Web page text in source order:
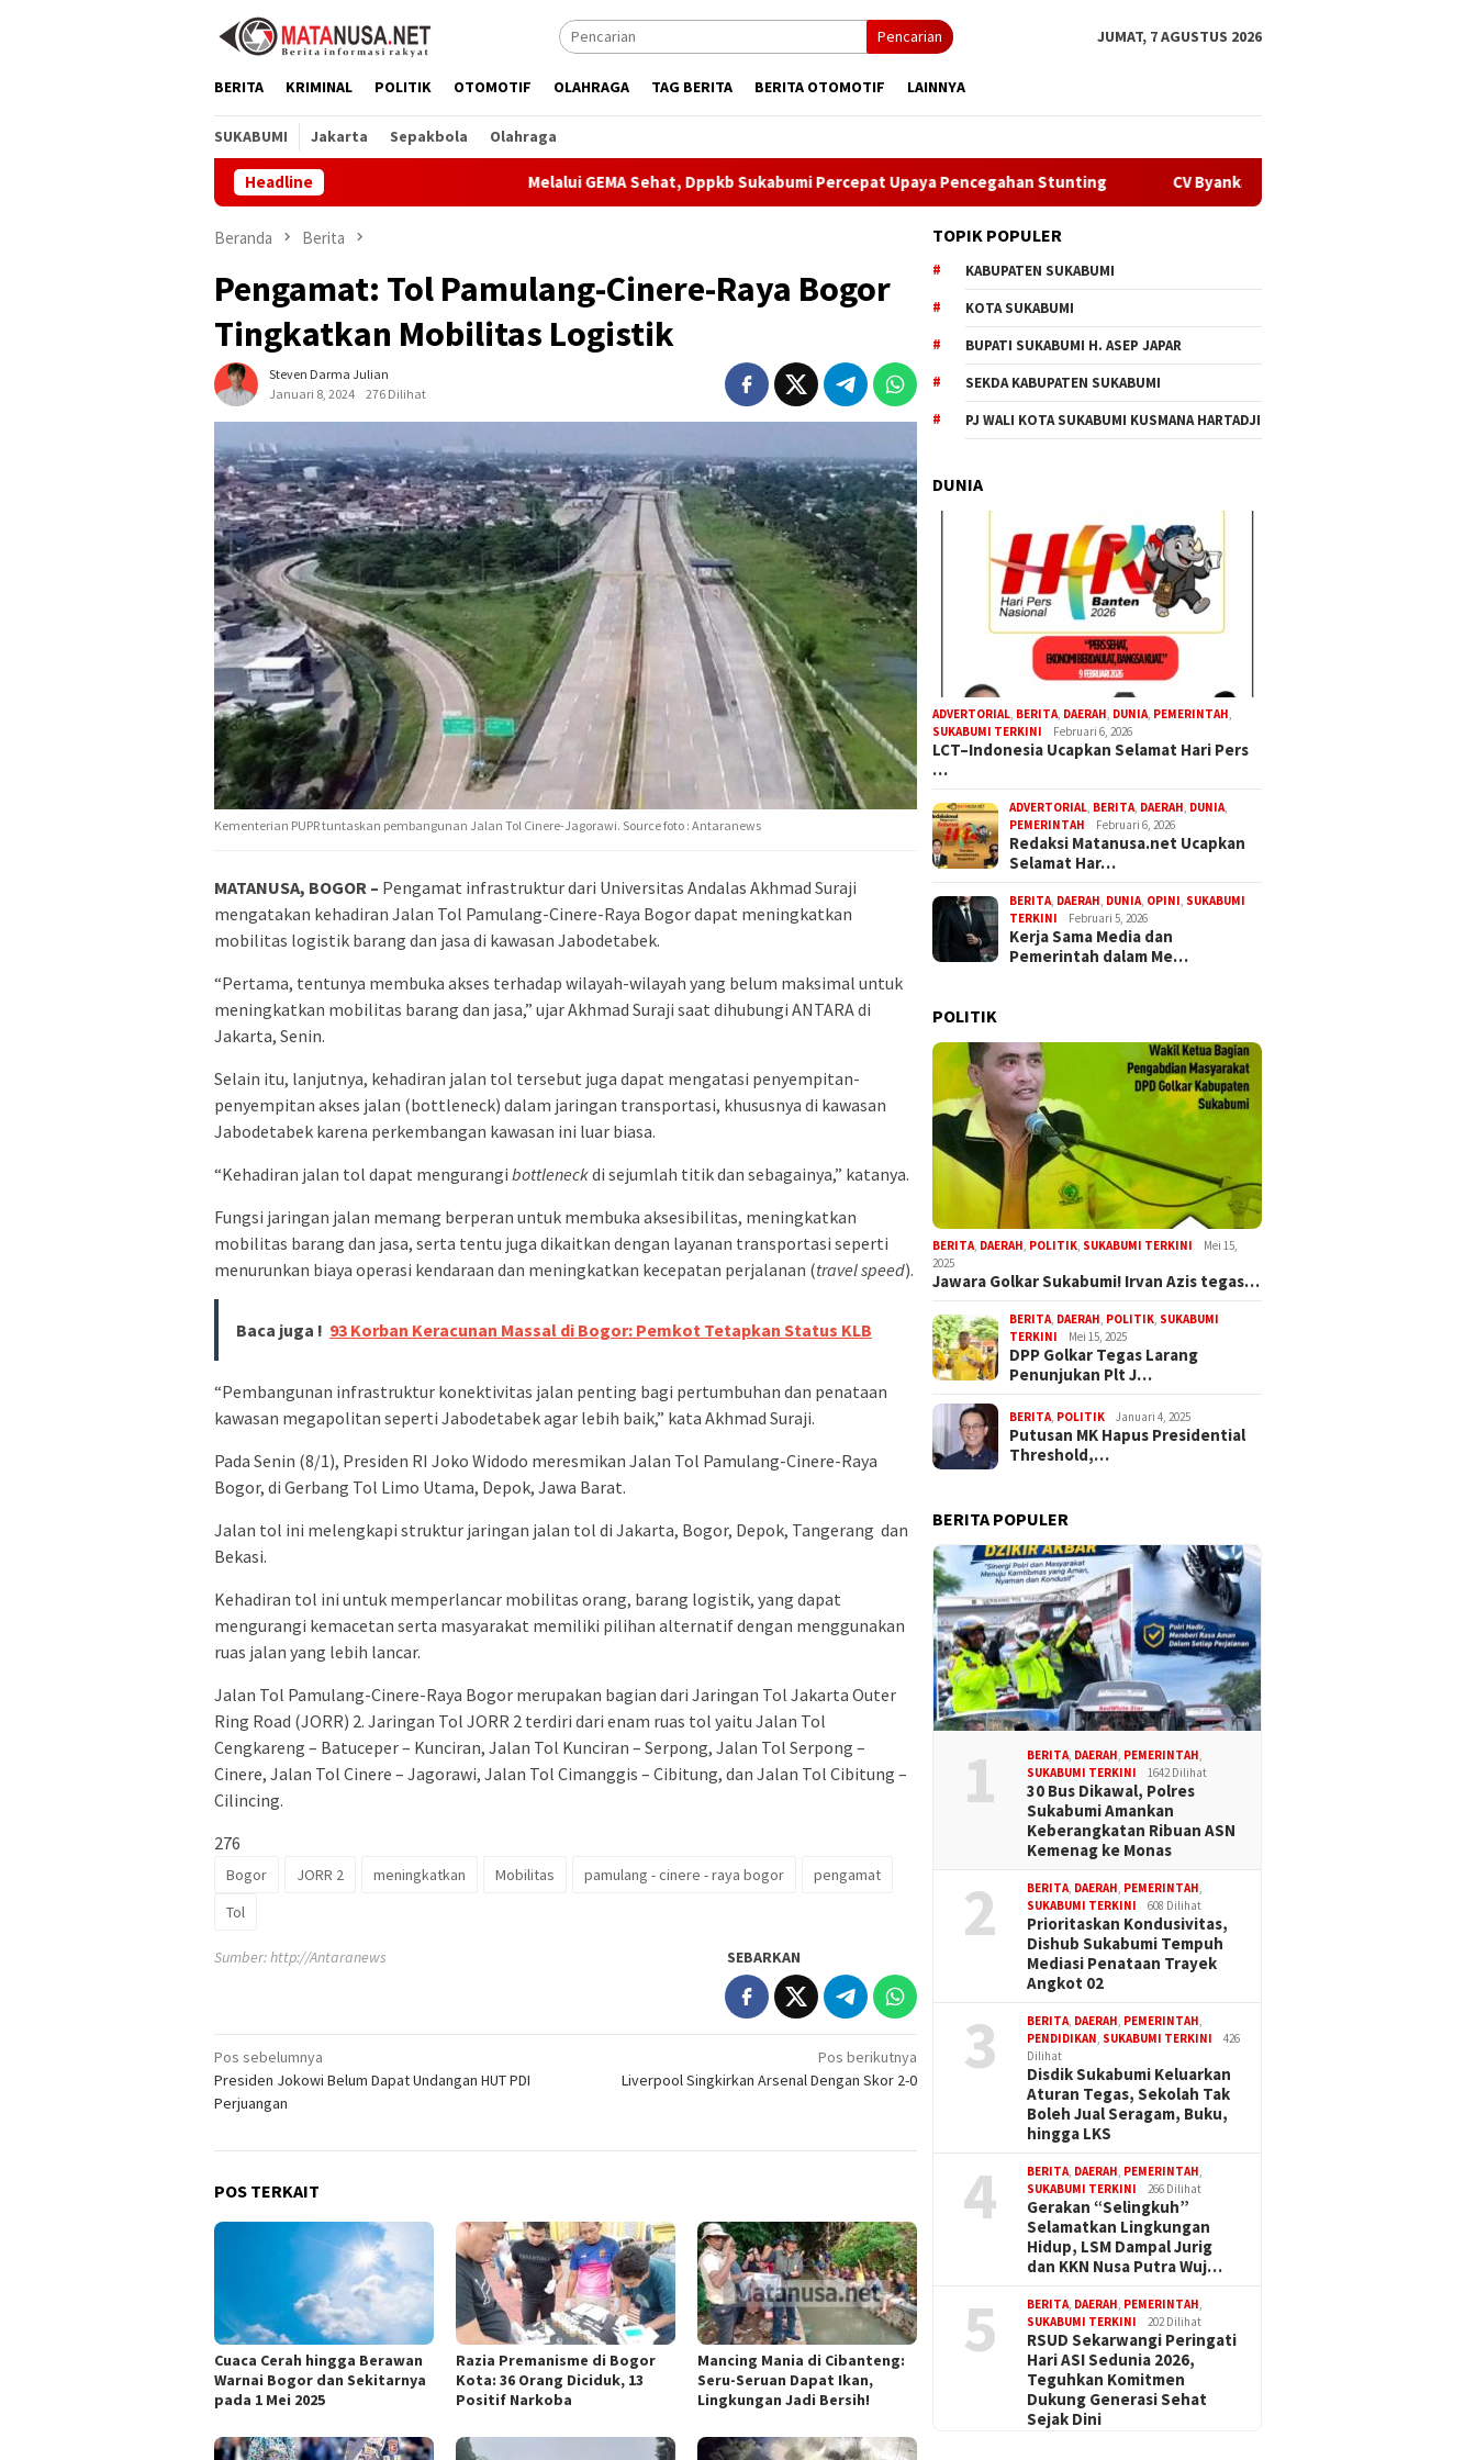
Pencarian JUMAT, 7 AGUSTUS 2026
BERITA KRIMINAL POLITIK OTOMOTIF OLAHRAGA TAG BERITA BERITA OTOMOTIF LAINNYA
SUKABUMI Jakarta Sepakbola Olahraga
Headline Melalui GEMA Sehat, Dppkb Sukabumi Percepat Upaya Pencegahan Stunting CV Byankarya Pastikan Perbaikan Jalan
Beranda Berita
Pengamat: Tol Pamulang-Cinere-Raya Bogor
Tingkatkan Mobilitas Logistik
Steven Darma Julian
Januari 8, 2024
276 Dilihat
Kementerian PUPR tuntaskan pembangunan Jalan Tol Cinere-Jagorawi. Source foto : Antaranews
MATANUSA, BOGOR – Pengamat infrastruktur dari Universitas Andalas Akhmad Suraji
mengatakan kehadiran Jalan Tol Pamulang-Cinere-Raya Bogor dapat meningkatkan
mobilitas logistik barang dan jasa di kawasan Jabodetabek.
“Pertama, tentunya membuka akses terhadap wilayah-wilayah yang belum maksimal untuk
meningkatkan mobilitas barang dan jasa,” ujar Akhmad Suraji saat dihubungi ANTARA di
Jakarta, Senin.
Selain itu, lanjutnya, kehadiran jalan tol tersebut juga dapat mengatasi penyempitan-
penyempitan akses jalan (bottleneck) dalam jaringan transportasi, khususnya di kawasan
Jabodetabek karena perkembangan kawasan ini luar biasa.
“Kehadiran jalan tol dapat mengurangi bottleneckdi sejumlah titik dan sebagainya,” katanya.
Fungsi jaringan jalan memang berperan untuk membuka aksesibilitas, meningkatkan
mobilitas barang dan jasa, serta tentu juga dikaitkan dengan layanan transportasi seperti
menurunkan biaya operasi kendaraan dan meningkatkan kecepatan perjalanan (travel speed).
Baca juga ! 93 Korban Keracunan Massal di Bogor: Pemkot Tetapkan Status KLB
“Pembangunan infrastruktur konektivitas jalan penting bagi pertumbuhan dan penataan
kawasan megapolitan seperti Jabodetabek agar lebih baik,” kata Akhmad Suraji.
Pada Senin (8/1), Presiden RI Joko Widodo meresmikan Jalan Tol Pamulang-Cinere-Raya
Bogor, di Gerbang Tol Limo Utama, Depok, Jawa Barat.
Jalan tol ini melengkapi struktur jaringan jalan tol di Jakarta, Bogor, Depok, Tangerang dan
Bekasi.
Kehadiran tol ini untuk memperlancar mobilitas orang, barang logistik, yang dapat
mengurangi kemacetan serta masyarakat memiliki pilihan alternatif dengan menggunakan
ruas jalan yang lebih lancar.
Jalan Tol Pamulang-Cinere-Raya Bogor merupakan bagian dari Jaringan Tol Jakarta Outer
Ring Road (JORR) 2. Jaringan Tol JORR 2 terdiri dari enam ruas tol yaitu Jalan Tol
Cengkareng – Batuceper – Kunciran, Jalan Tol Kunciran – Serpong, Jalan Tol Serpong –
Cinere, Jalan Tol Cinere – Jagorawi, Jalan Tol Cimanggis – Cibitung, dan Jalan Tol Cibitung –
Cilincing.
276
Bogor JORR 2 meningkatkan Mobilitas pamulang - cinere - raya bogor
pengamat
Tol
Sumber:http://Antaranews SEBARKAN
Navigasi
pos
Pos sebelumnya
Presiden Jokowi Belum Dapat Undangan HUT PDI
Perjuangan
Pos berikutnya
Liverpool Singkirkan Arsenal Dengan Skor 2-0
POS TERKAIT
Cuaca Cerah hingga Berawan
Warnai Bogor dan Sekitarnya
pada 1 Mei 2025
Razia Premanisme di Bogor
Kota: 36 Orang Diciduk, 13
Positif Narkoba
Mancing Mania di Cibanteng:
Seru-Seruan Dapat Ikan,
Lingkungan Jadi Bersih!
TOPIK POPULER
KABUPATEN SUKABUMI
KOTA SUKABUMI
BUPATI SUKABUMI H. ASEP JAPAR
SEKDA KABUPATEN SUKABUMI
PJ WALI KOTA SUKABUMI KUSMANA HARTADJI
DUNIA
ADVERTORIAL BERITA DAERAH DUNIA PEMERINTAH
SUKABUMI TERKINI
Februari 6, 2026
LCT–Indonesia Ucapkan Selamat Hari Pers
…
ADVERTORIAL BERITA DAERAH DUNIA
PEMERINTAH
Februari 6, 2026
Redaksi Matanusa.net Ucapkan
Selamat Har…
BERITA DAERAH DUNIA OPINI SUKABUMI
TERKINI
Februari 5, 2026
Kerja Sama Media dan
Pemerintah dalam Me…
POLITIK
BERITA DAERAH POLITIK SUKABUMI TERKINI
Mei 15,
2025
Jawara Golkar Sukabumi! Irvan Azis tegas…
BERITA DAERAH POLITIK SUKABUMI
TERKINI
Mei 15, 2025
DPP Golkar Tegas Larang
Penunjukan Plt J…
BERITA POLITIK Januari 4, 2025
Putusan MK Hapus Presidential
Threshold,…
BERITA POPULER
1 BERITA, DAERAH, PEMERINTAH,
SUKABUMI TERKINI
1642 Dilihat
30 Bus Dikawal, Polres
Sukabumi Amankan
Keberangkatan Ribuan ASN
Kemenag ke Monas
2 BERITA, DAERAH, PEMERINTAH,
SUKABUMI TERKINI
608 Dilihat
Prioritaskan Kondusivitas,
Dishub Sukabumi Tempuh
Mediasi Penataan Trayek
Angkot 02
3 BERITA, DAERAH, PEMERINTAH,
PENDIDIKAN, SUKABUMI TERKINI
426
Dilihat
Disdik Sukabumi Keluarkan
Aturan Tegas, Sekolah Tak
Boleh Jual Seragam, Buku,
hingga LKS
4 BERITA, DAERAH, PEMERINTAH,
SUKABUMI TERKINI
266 Dilihat
Gerakan “Selingkuh”
Selamatkan Lingkungan
Hidup, LSM Dampal Jurig
dan KKN Nusa Putra Wuj…
5 BERITA, DAERAH, PEMERINTAH,
SUKABUMI TERKINI
202 Dilihat
RSUD Sekarwangi Peringati
Hari ASI Sedunia 2026,
Teguhkan Komitmen
Dukung Generasi Sehat
Sejak Dini